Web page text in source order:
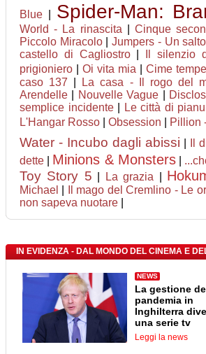
Blue Spider-Man:
World - La rinascita Cinque
Piccolo Miracolo|Jumpers - Un
castello di Cagliostro| Il silenzio
prigioniero |Oi vita mia |Cime
caso 137 La casa - Il rogo del
Arendelle
Nouvelle Vague
semplice incidente| Le città di
L'Hangar Rosso
Obsession Pillion
Water - Incubo dagli abissi Il
dette
Minions & Monsters|
Toy Story 5 La grazia
Michael
Il mago del Cremlino - Le
non sapeva nuotare
IN EVIDENZA - DAL MONDO DEL CINEMA E
NEWS
La gestione
pandemia in
Inghilterra
una serie tv
Leggi la news